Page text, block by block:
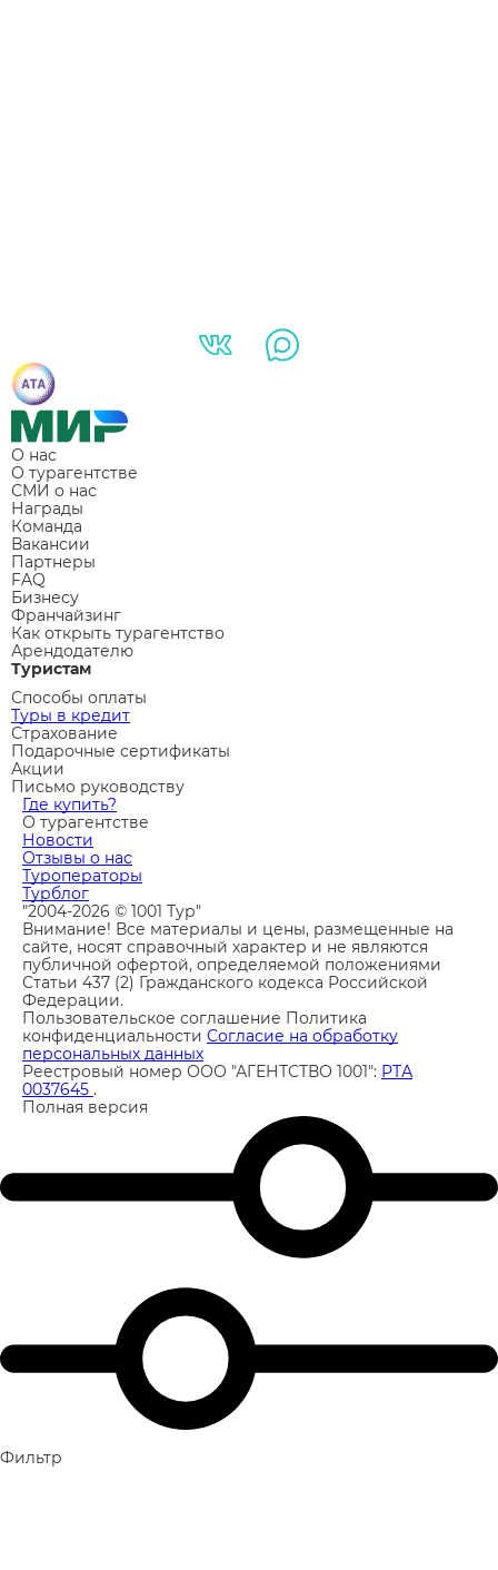
О нас
О турагентстве
СМИ о нас
Награды
Команда
Вакансии
Партнеры
FAQ
Бизнесу
Франчайзинг
Как открыть турагентство
Арендодателю
Туристам
Способы оплаты
Туры в кредит
Страхование
Подарочные сертификаты
Акции
Письмо руководству
Где купить?
О турагентстве
Новости
Отзывы о нас
Туроператоры
Турблог
"2004-2026 © 1001 Тур"
Внимание! Все материалы и цены, размещенные на
сайте, носят справочный характер и не являются
публичной офертой, определяемой положениями
Статьи 437 (2) Гражданского кодекса Российской
Федерации.
Пользовательское соглашение Политика
конфиденциальности Согласие на обработку
персональных данных
Реестровый номер ООО "АГЕНТСТВО 1001": РТА
0037645 .
Полная версия
Фильтр